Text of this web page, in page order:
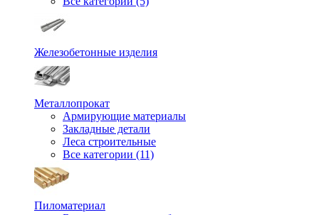
Железобетонные изделия
Металлопрокат
Армирующие материалы
Закладные детали
Леса строительные
Все категории (11)
Пиломатериал